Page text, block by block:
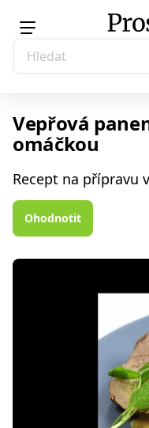
Vepřová
omáčkou
Recept na přípravu
Ohodnotit